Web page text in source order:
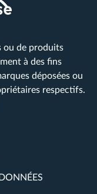
ou de produits
à des fins
déposées ou
respectifs.